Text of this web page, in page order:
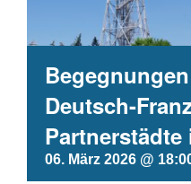
Deutsch-
Partnerstädte
06. März 2026 @